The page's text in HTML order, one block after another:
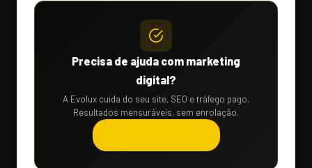
Precisa de ajuda com marketing
digital?
A Evolux cuida do seu site, SEO e tráfego pago.
Resultados mensuráveis, sem enrolação.